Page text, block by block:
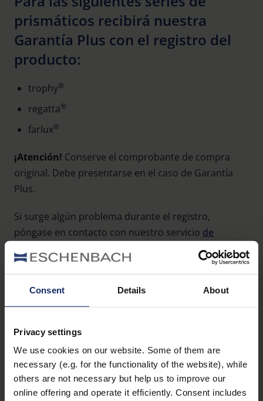
Consent Details About
Privacy settings
We use cookies on our website. Some of them are
necessary (e.g. for the functionality of the website), while
others are not necessary but help us to improve our
online offering and operate it efficiently. Consent includes
prismáticos recibirá nuestra
Garantía Plus con el registro del
producto:
trophy®
regatta®
farlux®
¡Atención! Conserve el comprobante de compra
original. Debe presentarse en el caso de Garantía
Plus.
Si surge algún problema durante el registro,
póngase en contacto con nuestro servicio de
Registre su producto
FORMULAR.FIELD.SALUTATION *
Señora Señor Sin datos
NOMBRE *